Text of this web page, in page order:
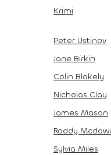
Krimi
Peter Ustinov
Jane Birkin
Colin Blakely
Nicholas Clay
James Mason
Roddy
Sylvia Miles